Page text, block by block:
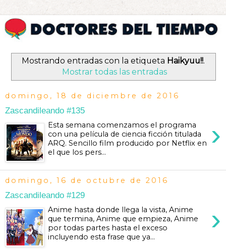
Mostrando entradas con la etiqueta Haikyuu!!.
Mostrar todas las entradas
domingo, 18 de diciembre de 2016
Zascandileando #135
›
Esta semana comenzamos el programa
con una película de ciencia ficción titulada
ARQ. Sencillo film producido por Netflix en
el que los pers...
domingo, 16 de octubre de 2016
Zascandileando #129
›
Anime hasta donde llega la vista, Anime
que termina, Anime que empieza, Anime
por todas partes hasta el exceso
incluyendo esta frase que ya...